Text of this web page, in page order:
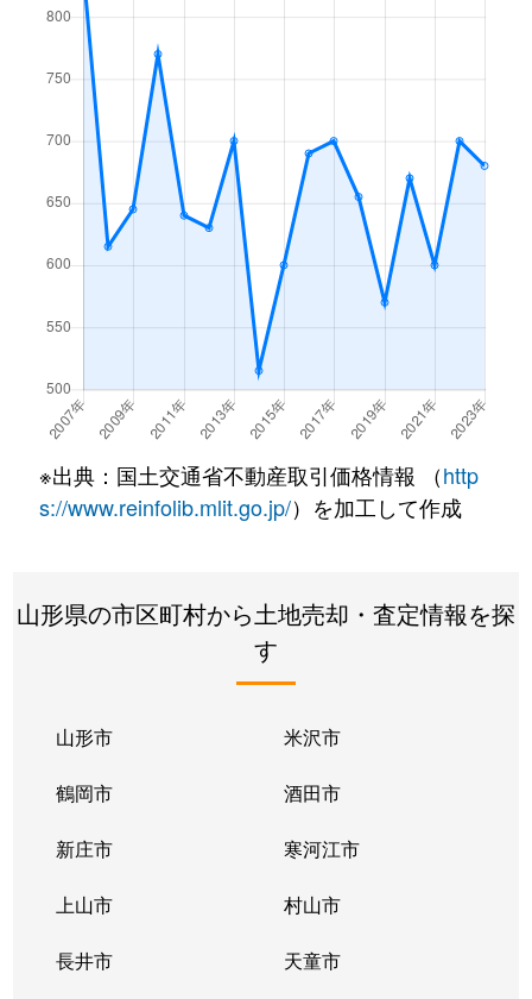
本町
本町
本町
930万円 酒田
徒歩17分
本町
600万円
徒歩17分
緑ケ丘
620万円
徒歩45分
緑ケ丘
400万円
緑町
500万円 酒田
徒歩18分
ゆたか
1,200万円 酒田
徒歩29分
四ツ興野
580万円 東酒田
徒歩14分
若竹町
760万円 酒田
徒歩29分
650万円
若浜町
酒田
※出典：国土交通省不動産取引価格情報 （http
s://www.reinfolib.mlit.go.jp/）を加工して作成
山形県の市区町村から土地売却・査定情報を探
す
山形市 米沢市
鶴岡市 酒田市
新庄市 寒河江市
上山市 村山市
長井市 天童市